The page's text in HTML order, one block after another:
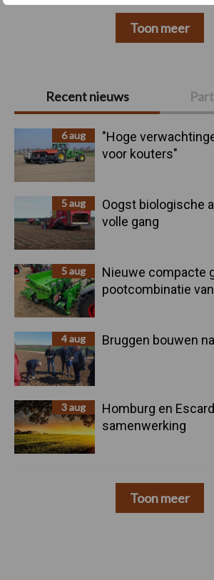
Primaire
Sidebar
Recent nieuws
6 aug
"Hoge
voor kouters"
5 aug
Oogst biologische
volle gang
5 aug
Nieuwe compacte
pootcombinatie van
4 aug Bruggen bouwen
3 aug
Homburg en
samenwerking
Toon meer
Toon meer